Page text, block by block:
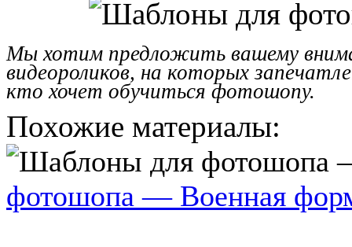
Мы хотим предложить вашему
видеороликов, на которых
кто хочет обучиться фотошопу.
Похожие материалы:
фотошопа — Военная